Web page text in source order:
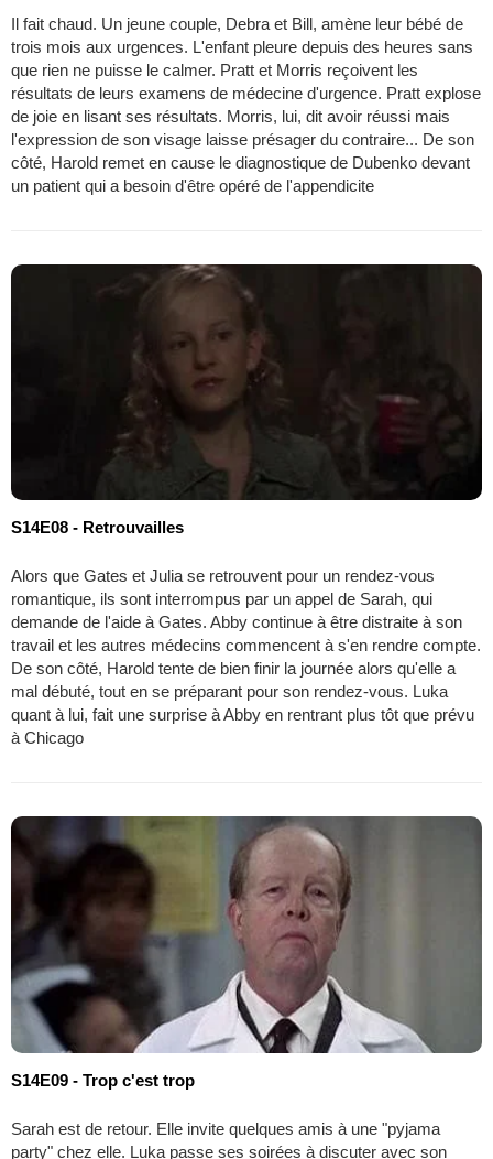
Il fait chaud. Un jeune couple, Debra et Bill, amène leur bébé de
trois mois aux urgences. L'enfant pleure depuis des heures sans
que rien ne puisse le calmer. Pratt et Morris reçoivent les
résultats de leurs examens de médecine d'urgence. Pratt explose
de joie en lisant ses résultats. Morris, lui, dit avoir réussi mais
l'expression de son visage laisse présager du contraire... De son
côté, Harold remet en cause le diagnostique de Dubenko devant
un patient qui a besoin d'être opéré de l'appendicite
S14E08 - Retrouvailles
Alors que Gates et Julia se retrouvent pour un rendez-vous
romantique, ils sont interrompus par un appel de Sarah, qui
demande de l'aide à Gates. Abby continue à être distraite à son
travail et les autres médecins commencent à s'en rendre compte.
De son côté, Harold tente de bien finir la journée alors qu'elle a
mal débuté, tout en se préparant pour son rendez-vous. Luka
quant à lui, fait une surprise à Abby en rentrant plus tôt que prévu
à Chicago
S14E09 - Trop c'est trop
Sarah est de retour. Elle invite quelques amis à une "pyjama
party" chez elle. Luka passe ses soirées à discuter avec son